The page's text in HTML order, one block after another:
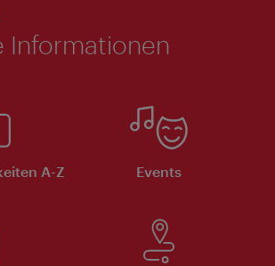
Informationen
A-Z Events